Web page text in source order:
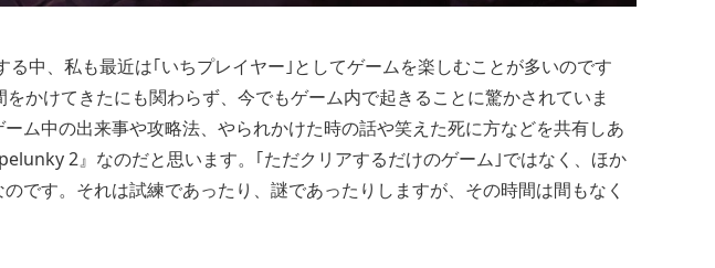
中、私も最近は｢いちプレイヤー｣としてゲームを楽しむことが多いのです
かけてきたにも関わらず、今でもゲーム内で起きることに驚かされていま
ム中の出来事や攻略法、やられかけた時の話や笑えた死に方などを共有しあ
2』なのだと思います。｢ただクリアするだけのゲーム｣ではなく、ほか
です。それは試練であったり、謎であったりしますが、その時間は間もなく